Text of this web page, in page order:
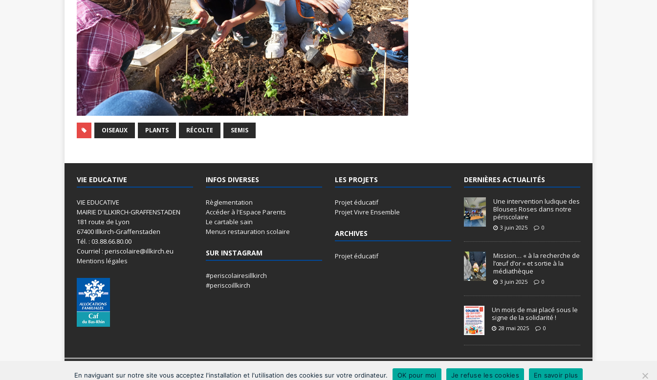
OISEAUX PLANTS RÉCOLTE SEMIS
VIE EDUCATIVE
VIE EDUCATIVE
MAIRIE D'ILLKIRCH-GRAFFENSTADEN
181 route de Lyon
67400 Illkirch-Graffenstaden
Tél. : 03.88.66.80.00
Courriel : periscolaire@illkirch.eu
Mentions légales
INFOS DIVERSES
Règlementation
Accéder à l'Espace Parents
Le cartable sain
Menus restauration scolaire
SUR INSTAGRAM
#periscolairesillkirch
#periscoillkirch
LES PROJETS
Projet éducatif
Projet Vivre Ensemble
ARCHIVES
Projet éducatif
DERNIÈRES ACTUALITÉS
Une intervention ludique des
Blouses Roses dans notre
périscolaire
3 juin 2025 0
Mission… « à la recherche de
l’œuf d’or » et sortie à la
médiathèque
3 juin 2025 0
Un mois de mai placé sous le
signe de la solidarité !
28 mai 2025 0
En naviguant sur notre site vous acceptez l'installation et l'utilisation des cookies sur votre ordinateur. OK pour moi Je refuse les cookies En savoir plus